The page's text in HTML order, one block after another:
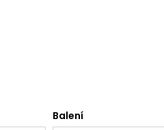
Balení